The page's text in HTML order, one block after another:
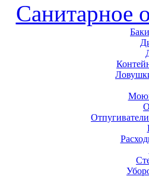
Санитарное